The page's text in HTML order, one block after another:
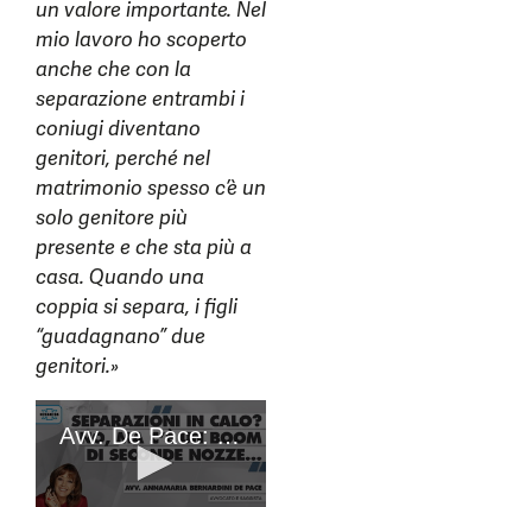
un valore importante. Nel
mio lavoro ho scoperto
anche che con la
separazione entrambi i
coniugi diventano
genitori, perché nel
matrimonio spesso c’è un
solo genitore più
presente e che sta più a
casa. Quando una
coppia si separa, i figli
“guadagnano” due
genitori.»